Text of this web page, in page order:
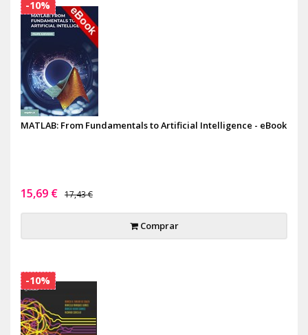
MATLAB: From Fundamentals to Artificial Intelligence - eBook
15,69 € 17,43 €
Comprar
-10%
-10%